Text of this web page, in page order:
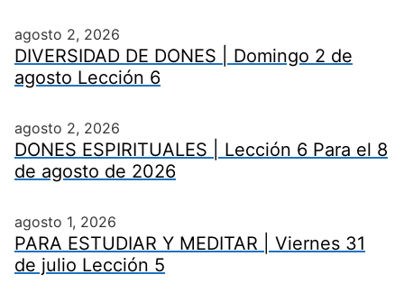
agosto 2, 2026
DIVERSIDAD DE DONES | Domingo 2 de
agosto Lección 6
agosto 2, 2026
DONES ESPIRITUALES | Lección 6 Para el 8
de agosto de 2026
agosto 1, 2026
PARA ESTUDIAR Y MEDITAR | Viernes 31
de julio Lección 5